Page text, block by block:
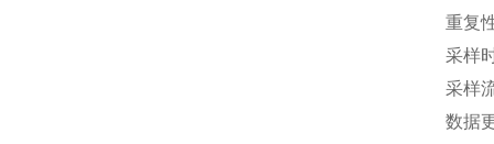
重复
采样
采样
数据